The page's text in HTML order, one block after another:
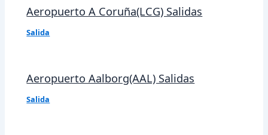
Aeropuerto A Coruña(LCG) Salidas
Salida
Aeropuerto Aalborg(AAL) Salidas
Salida